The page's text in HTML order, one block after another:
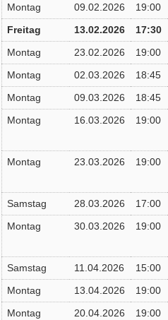
Montag
09.02.2026
19:00
Freitag
13.02.2026
17:30
Montag
23.02.2026
19:00
Montag
02.03.2026
18:45
Montag
09.03.2026
18:45
Montag
16.03.2026 19:00
Montag 23.03.2026 19:00
Samstag 28.03.2026
17:00
Montag
30.03.2026 19:00
Samstag 11.04.2026
15:00
Montag
13.04.2026
19:00
Montag
20.04.2026
19:00